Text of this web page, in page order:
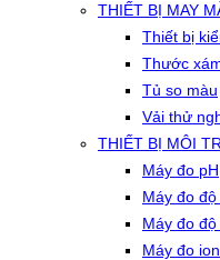
THIẾT BỊ MAY
Thiết bị
Thước
Tủ so màu
Vải thử
THIẾT BỊ MÔI
Máy đo pH
Máy đo độ
Máy đo độ
Máy đo ion